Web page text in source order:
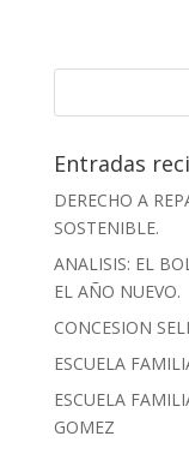
Entradas
DERECHO A
SOSTENIBLE.
ANALISIS: EL
EL AÑO NUEVO.
CONCESION
ESCUELA
ESCUELA
GOMEZ